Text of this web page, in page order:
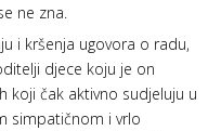
ne zna.
i kršenja ugovora o radu,
djece koju je on
čak aktivno sudjeluju u
simpatičnom i vrlo